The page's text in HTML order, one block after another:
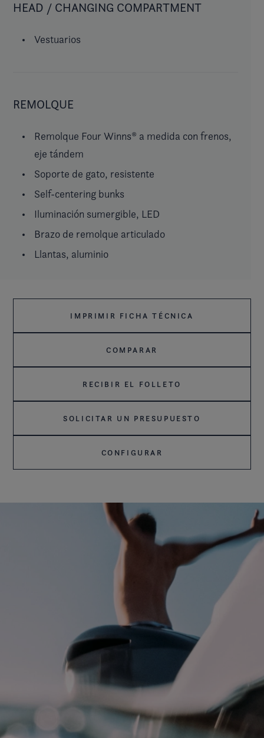
HEAD / CHANGING COMPARTMENT
Vestuarios
REMOLQUE
Remolque Four Winns® a medida con frenos,
eje tándem
Soporte de gato, resistente
Self-centering bunks
Iluminación sumergible, LED
Brazo de remolque articulado
Llantas, aluminio
IMPRIMIR FICHA TÉCNICA
COMPARAR
RECIBIR EL FOLLETO
SOLICITAR UN PRESUPUESTO
CONFIGURAR